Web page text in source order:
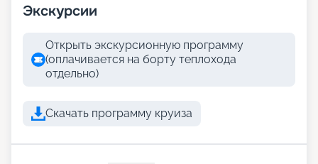
Экскурсии
Открыть экскурсионную программу
(оплачивается на борту теплохода
отдельно)
Скачать программу круиза